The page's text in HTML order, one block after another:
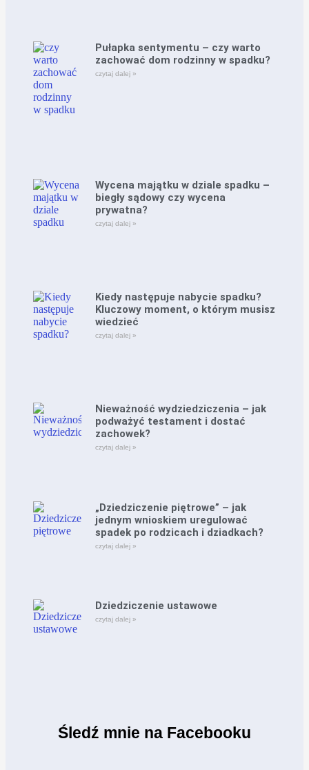
Pułapka sentymentu – czy warto
zachować dom rodzinny w spadku?
czytaj dalej »
Wycena majątku w dziale spadku –
biegły sądowy czy wycena
prywatna?
czytaj dalej »
Kiedy następuje nabycie spadku?
Kluczowy moment, o którym musisz
wiedzieć
czytaj dalej »
Nieważność wydziedziczenia – jak
podważyć testament i dostać
zachowek?
czytaj dalej »
„Dziedziczenie piętrowe” – jak
jednym wnioskiem uregulować
spadek po rodzicach i dziadkach?
czytaj dalej »
Dziedziczenie ustawowe
czytaj dalej »
Śledź mnie na Facebooku